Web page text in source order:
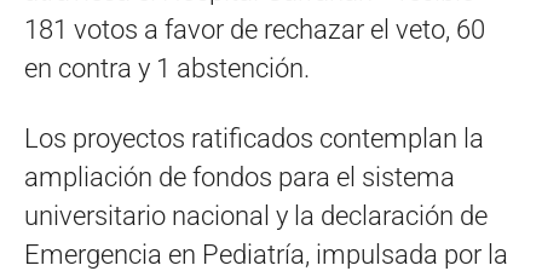
181 votos a favor de rechazar el veto, 60
en contra y 1 abstención.
Los proyectos ratificados contemplan la
ampliación de fondos para el sistema
universitario nacional y la declaración de
Emergencia en Pediatría, impulsada por la